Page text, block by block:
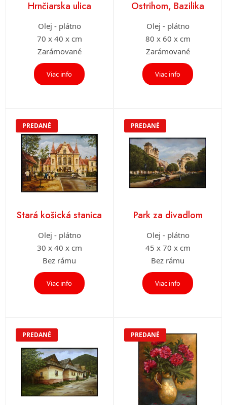
Hrnčiarska ulica
Olej - plátno
70 x 40 x cm
Zarámované
Viac info
Ostrihom, Bazilika
Olej - plátno
80 x 60 x cm
Zarámované
Viac info
PREDANÉ
Stará košická stanica
Olej - plátno
30 x 40 x cm
Bez rámu
Viac info
PREDANÉ
Park za divadlom
Olej - plátno
45 x 70 x cm
Bez rámu
Viac info
PREDANÉ PREDANÉ